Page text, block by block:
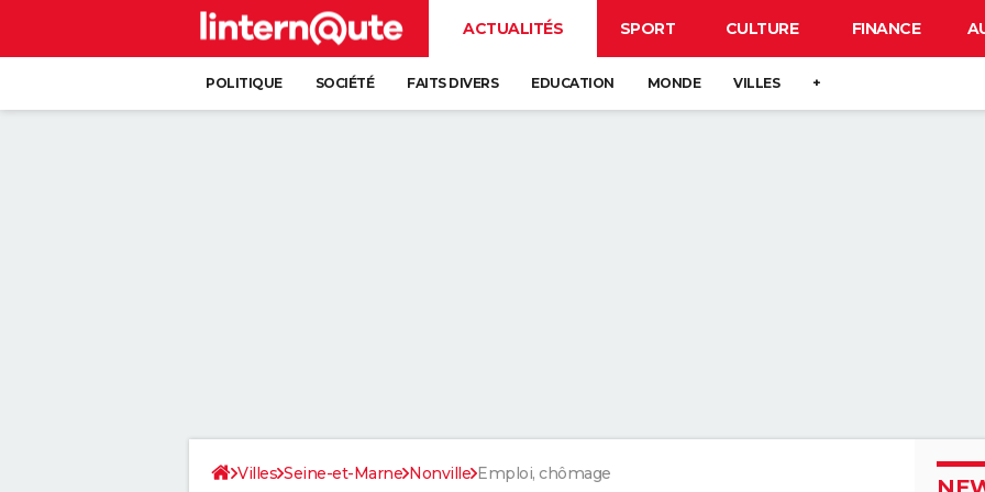
ACTUALITÉS SPORT CULTURE FINANCE
POLITIQUE SOCIÉTÉ FAITS DIVERS EDUCATION MONDE VILLES +
Villes Seine-et-Marne Nonville Emploi, chômage